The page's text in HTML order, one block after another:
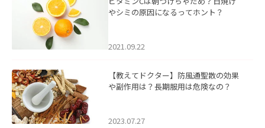
やシミの原因になるってホント？
2021.09.22
【教えてドクター】防風通聖散の効果
や副作用は？長期服用は危険なの？
2023.07.27